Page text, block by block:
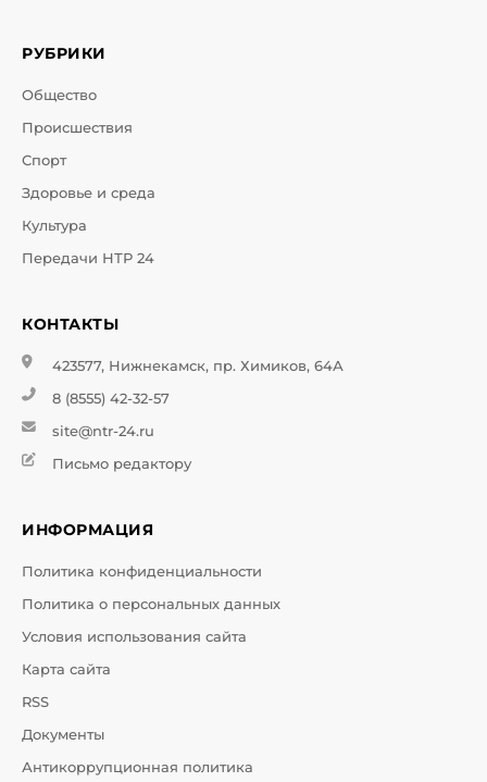
РУБРИКИ
Общество
Происшествия
Спорт
Здоровье и среда
Культура
Передачи НТР 24
КОНТАКТЫ
423577, Нижнекамск, пр. Химиков, 64А
8 (8555) 42-32-57
site@ntr-24.ru
Письмо редактору
ИНФОРМАЦИЯ
Политика конфиденциальности
Политика о персональных данных
Условия использования сайта
Карта сайта
RSS
Документы
Антикоррупционная политика